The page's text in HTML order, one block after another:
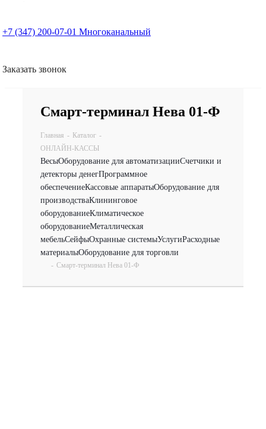
+7 (347) 200-07-01 Многоканальный
Заказать звонок
Смарт-терминал Нева 01-Ф
Главная - Каталог -
ОНЛАЙН-КАССЫ
ВесыОборудование для автоматизацииСчетчики и
детекторы денегПрограммное
обеспечениеКассовые аппаратыОборудование для
производстваКлининговое
оборудованиеКлиматическое
оборудованиеМеталлическая
мебельСейфыОхранные системыУслугиРасходные
материалыОборудование для торговли
- Смарт-терминал Нева 01-Ф